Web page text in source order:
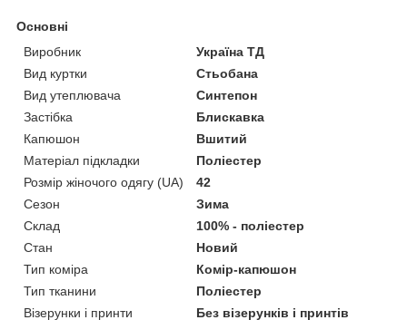
Основні
Виробник
Україна ТД
Вид куртки
Стьобана
Вид утеплювача
Синтепон
Застібка
Блискавка
Капюшон
Вшитий
Матеріал підкладки
Поліестер
Розмір жіночого одягу (UA)
42
Сезон
Зима
Склад
100% - поліестер
Стан
Новий
Тип коміра
Комір-капюшон
Тип тканини
Поліестер
Візерунки і принти
Без візерунків і принтів